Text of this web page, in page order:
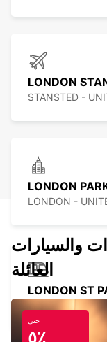
LONDON
STANSTED -
LONDON
LONDON -
LONDON ST
LONDON -
والسيارات
العائلة
حتى
٥٪